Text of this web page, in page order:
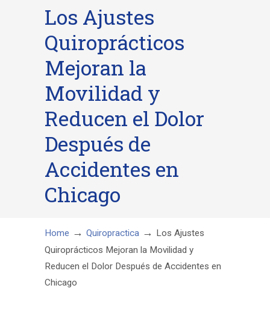
Los Ajustes
Quiroprácticos
Mejoran la
Movilidad y
Reducen el Dolor
Después de
Accidentes en
Chicago
Home → Quiropractica → Los Ajustes
Quiroprácticos Mejoran la Movilidad y
Reducen el Dolor Después de Accidentes en
Chicago